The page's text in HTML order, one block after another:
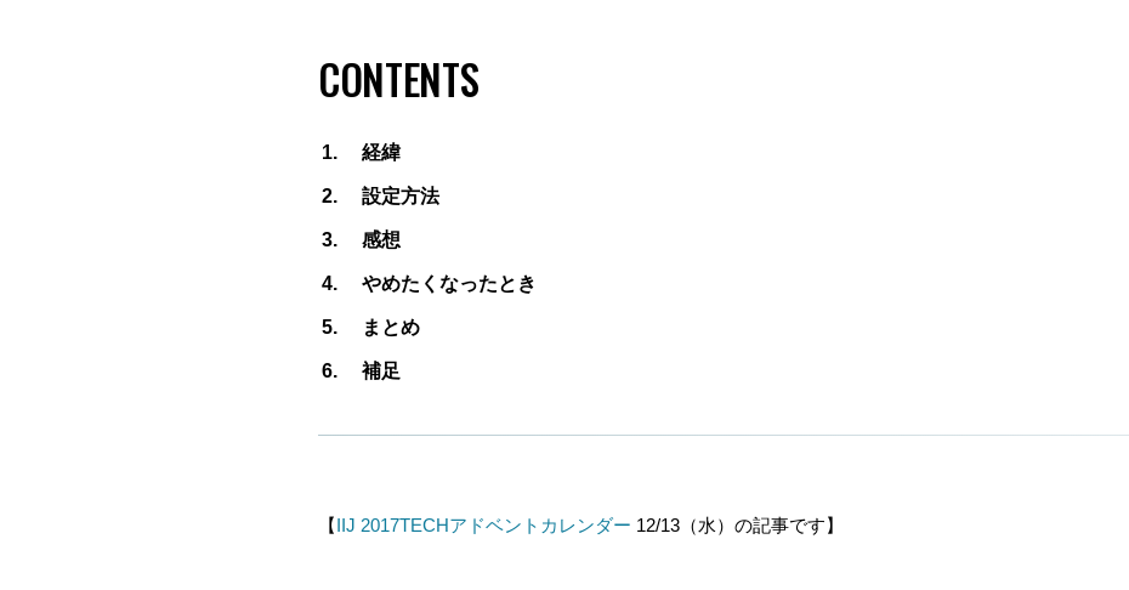
CONTENTS
経緯
設定方法
感想
やめたくなったとき
まとめ
補足
【IIJ 2017TECHアドベントカレンダー 12/13（水）の記事です】